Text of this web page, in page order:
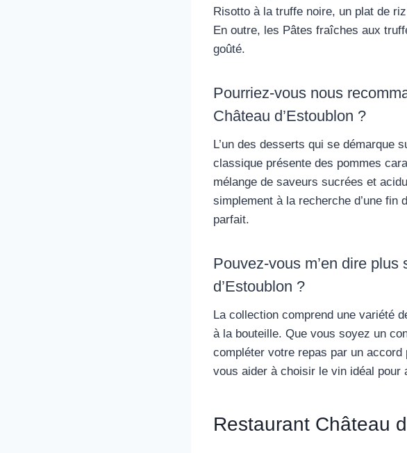
Risotto à la truffe noire, un plat de
En outre, les Pâtes fraîches aux
goûté.
Pourriez-vous nous
Château d’Estoublon ?
L’un des desserts qui se démarque
classique présente des pommes
mélange de saveurs sucrées et
simplement à la recherche d’une
parfait.
Pouvez-vous m’en dire
d’Estoublon ?
La collection comprend une variété
à la bouteille. Que vous soyez un
compléter votre repas par un accord
vous aider à choisir le vin idéal pour
Restaurant Château